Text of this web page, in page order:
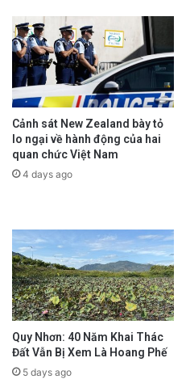
Cảnh sát New Zealand bày tỏ
lo ngại về hành động của hai
quan chức Việt Nam
4 days ago
Quy Nhơn: 40 Năm Khai Thác
Đất Vẫn Bị Xem Là Hoang Phế
5 days ago